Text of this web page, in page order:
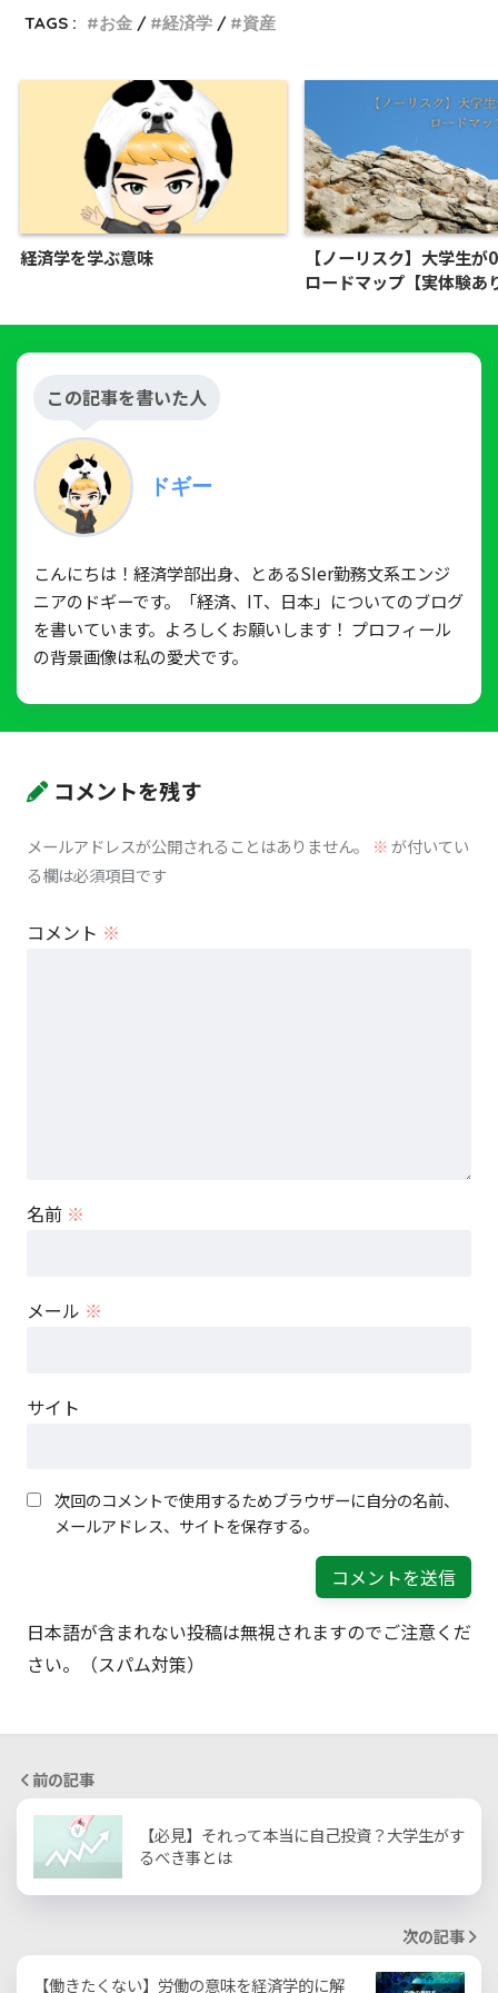
TAGS : お金 経済学 資産
経済学を学ぶ意味
【ノーリスク】大学生が
ロードマップ【実体験あ
この記事を書いた人
ドギー
こんにちは！経済学部出身、とあるSIer勤務文系エンジ
ニアのドギーです。「経済、IT、日本」についてのブログ
を書いています。よろしくお願いします！ プロフィール
の背景画像は私の愛犬です。
コメントを残す
メールアドレスが公開されることはありません。 ※が付いてい
る欄は必須項目です
コメント ※
名前 ※
メール ※
サイト
次回のコメントで使用するためブラウザーに自分の名前、
メールアドレス、サイトを保存する。
日本語が含まれない投稿は無視されますのでご注意くだ
さい。（スパム対策）
前の記事
【必見】それって本当に自己投資？大学生がす
るべき事とは
次の記事
【働きたくない】労働の意味を経済学的に解